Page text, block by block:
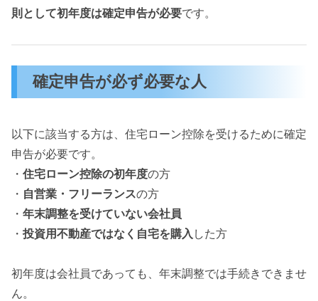
則として初年度は確定申告が必要です。
確定申告が必ず必要な人
以下に該当する方は、住宅ローン控除を受けるために確定
申告が必要です。
・ 住宅ローン控除の初年度の方
・ 自営業・フリーランスの方
・ 年末調整を受けていない会社員
・ 投資用不動産ではなく自宅を購入 した方
初年度は会社員であっても、年末調整では手続きできませ
ん。